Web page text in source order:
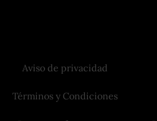
Aviso de privacidad
Términos y Condiciones